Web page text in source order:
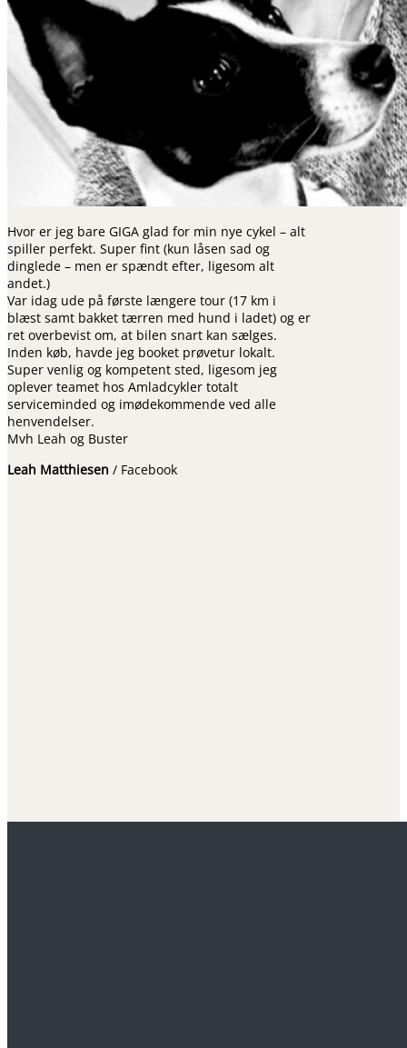
Hvor er jeg bare GIGA glad for min nye cykel – alt
spiller perfekt. Super fint (kun låsen sad og
dinglede – men er spændt efter, ligesom alt
andet.)
Var idag ude på første længere tour (17 km i
blæst samt bakket tærren med hund i ladet) og er
ret overbevist om, at bilen snart kan sælges.
Inden køb, havde jeg booket prøvetur lokalt.
Super venlig og kompetent sted, ligesom jeg
oplever teamet hos Amladcykler totalt
serviceminded og imødekommende ved alle
henvendelser.
Mvh Leah og Buster
Leah Matthiesen / Facebook